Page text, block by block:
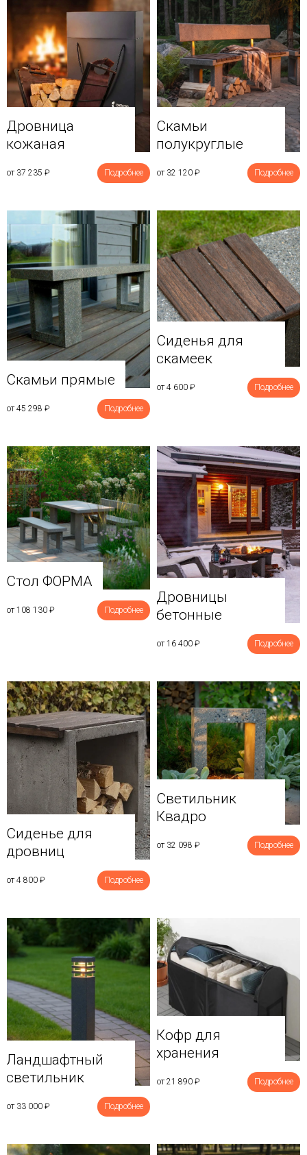
Дровница
кожаная
от 37 235 ₽ Подробнее
Скамьи
полукруглые
от 32 120 ₽ Подробнее
Скамьи прямые
от 45 298 ₽ Подробнее
Сиденья для
скамеек
от 4 600 ₽ Подробнее
Стол ФОРМА
от 108 130 ₽ Подробнее
Дровницы
бетонные
от 16 400 ₽ Подробнее
Сиденье для
дровниц
от 4 800 ₽ Подробнее
Светильник
Квадро
от 32 098 ₽ Подробнее
Ландшафтный
светильник
от 33 000 ₽ Подробнее
Кофр для
хранения
от 21 890 ₽ Подробнее